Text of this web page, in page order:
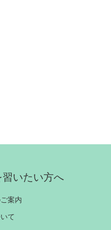
習いたい方へ
案内
て